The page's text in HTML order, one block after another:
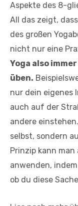
Aspekte des 8-
All das zeigt,
des großen
nicht nur eine
Yoga also
üben.
nur dein eigenes
auch auf der
andere
selbst, sondern
Prinzip kann
anwenden,
ob du diese